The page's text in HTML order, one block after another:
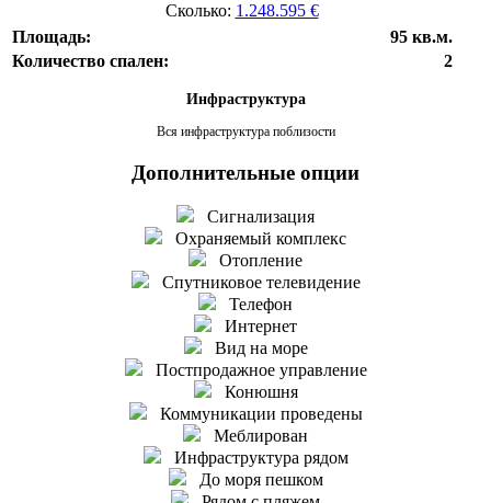
Сколько: 1.248.595 €
Площадь:
95 кв.м.
Количество спален:
2
Инфраструктура
Вся инфраструктура поблизости
Дополнительные опции
Сигнализация
Охраняемый комплекс
Отопление
Спутниковое телевидение
Телефон
Интернет
Вид на море
Постпродажное управление
Конюшня
Коммуникации проведены
Меблирован
Инфраструктура рядом
До моря пешком